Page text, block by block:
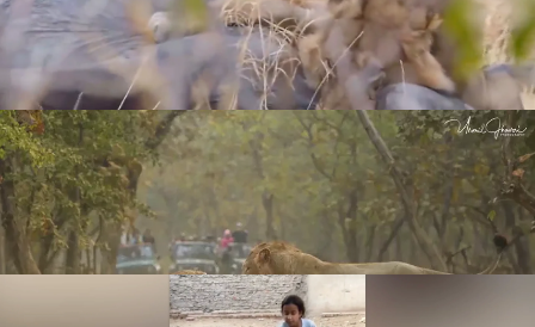
7. Una leona y un león se enfrentan en mitad
de un camino
Leer más© Newsflare
8. Un hombre amante de los animales vive
rodeado de leones
© Caters News